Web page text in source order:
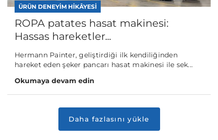
ÜRÜN DENEYIM HIKÂYESI
ROPA patates hasat makinesi:
Hassas hareketler...
Hermann Painter, geliştirdiği ilk kendiliğinden
hareket eden şeker pancarı hasat makinesi ile sek...
Okumaya devam edin